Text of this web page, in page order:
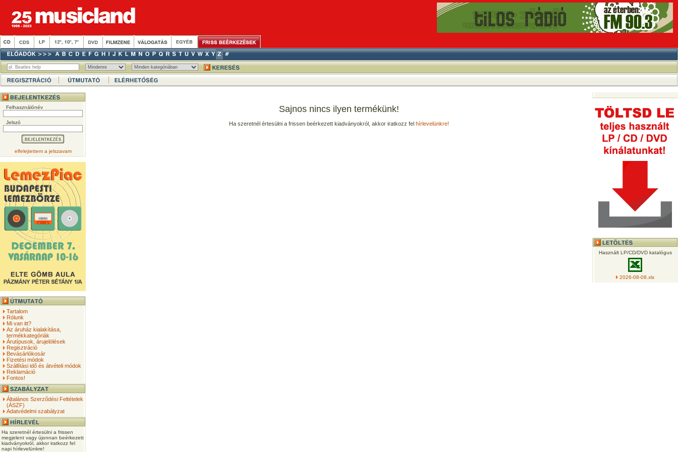
Felhasználónév
Jelszó
elfelejtettem a jelszavam
Tartalom
Rólunk
Mi van itt?
Az áruház kialakítása,
termékkategóriák
Árutípusok, árujelölések
Regisztráció
Bevásárlókosár
Fizetési módok
Szállítási idő és átvételi módok
Reklamáció
Fontos!
Általános Szerződési Feltételek
(ÁSZF)
Adatvédelmi szabályzat
Ha szeretnél értesülni a frissen
megjelent vagy újonnan beérkezett
kiadványokról, akkor iratkozz fel
napi hírlevelünkre!
Sajnos nincs ilyen termékünk!
Ha szeretnél értesülni a frissen beérkezett kiadványokról, akkor iratkozz fel hírlevelünkre!
Használt LP/CD/DVD katalógus
2026-08-08.xls